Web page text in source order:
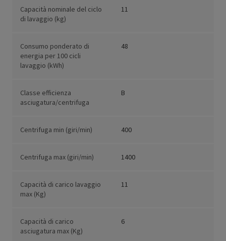
Capacità nominale del ciclo
di lavaggio (kg)
11
Consumo ponderato di
energia per 100 cicli
lavaggio (kWh)
48
Classe efficienza
asciugatura/centrifuga
B
Centrifuga min (giri/min) 400
Centrifuga max (giri/min) 1400
Capacità di carico lavaggio
max (Kg)
11
Capacità di carico
asciugatura max (Kg)
6